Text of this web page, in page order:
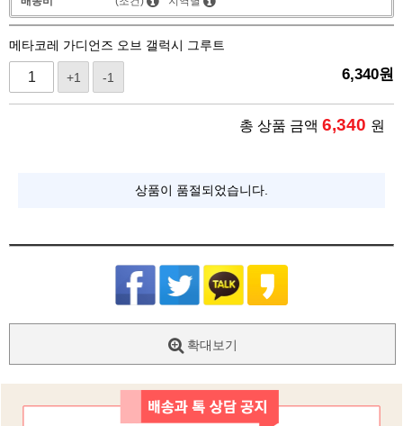
메타코레 가디언즈 오브 갤럭시 그루트
+1 -1 6,340원
총 상품 금액 6,340 원
상품이 품절되었습니다.
확대보기